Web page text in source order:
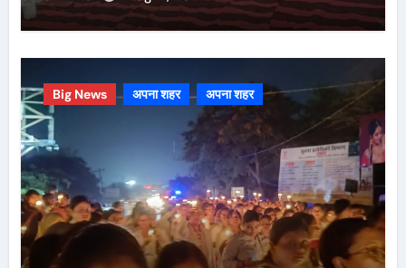
Big News अपना शहर अपना शहर